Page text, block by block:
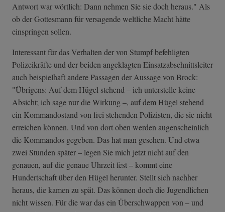
Antwort war wörtlich: Dann nehmen Sie sie doch heraus." Als
ob der Gottesmann für versagende weltliche Macht hätte
einspringen sollen.
Interessant für das Verhalten der von Stumpf befehligten
Polizeikräfte und der beiden angeklagten Einsatzabschnittsleiter
auch beispielhaft andere Passagen der Aussage von Brock:
"Übrigens: Auf dem Hügel stehend – ich unterstelle keine
Absicht; ich sage nur die Wirkung –, auf dem Hügel stehend
ein Kommandostand von frei stehenden Polizisten, die sie nicht
erreichen können. Und von dort oben werden augenscheinlich
die Kommandos gegeben. Das hat man gesehen. Und etwa
zwei Stunden später – legen Sie mich jetzt nicht auf den
genauen, auf die genaue Uhrzeit fest – kommt eine
Hundertschaft über den Hügel herunter. Stellt sich nachher
heraus, die kamen zu spät. Das können doch die Jugendlichen
nicht wissen. Für die war das ein Überschwappen von – und